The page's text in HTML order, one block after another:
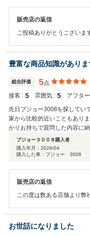
販売店の返信
ご投稿ありがとうございま
今後も安心して楽しんでお
をさせて頂ければと思いま
す。
豊富な商品知識がありま
総合評価 5点
接客 : 5 雰囲気 : 5 アフタ
先日プジョー3008を探してい
家から比較的近いこともあり
かりお持ちで質問した内容に
りました。 マイナスイメージ
てもちゃんとご説明があり、
ています。 今後、いい状態で乗っていくためにも色々ご相談した末で、これ
で、迷う車があればお話しを
プジョー３００８購入者
購入年月： 2026/04
購入した車：プジョー 3008
販売店の返信
この度は数ある店舗より弊
いますし、何か御座いまし
ます。 下取りをさせて頂い
したが、距離が少なく状態
お世話になりました